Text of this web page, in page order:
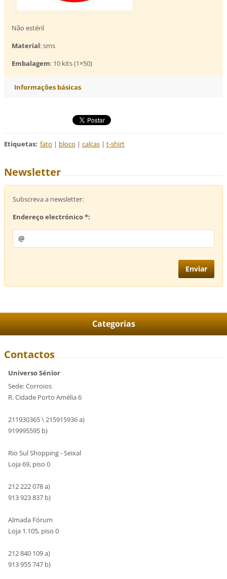
Não estéril
Material: sms
Embalagem: 10 kits (1×50)
Informações básicas
Etiquetas: fato | bloco | calças | t-shirt
Newsletter
Subscreva a newsletter:
Endereço electrónico *:
Categorias
Contactos
Universo Sénior
Sede: Corroios
R. Cidade Porto Amélia 6
211930365 \ 215915936 a)
919995595 b)
Rio Sul Shopping - Seixal
Loja 69, piso 0
212 222 078 a)
913 923 837 b)
Almada Fórum
Loja 1.105, piso 0
212 840 109 a)
913 955 747 b)